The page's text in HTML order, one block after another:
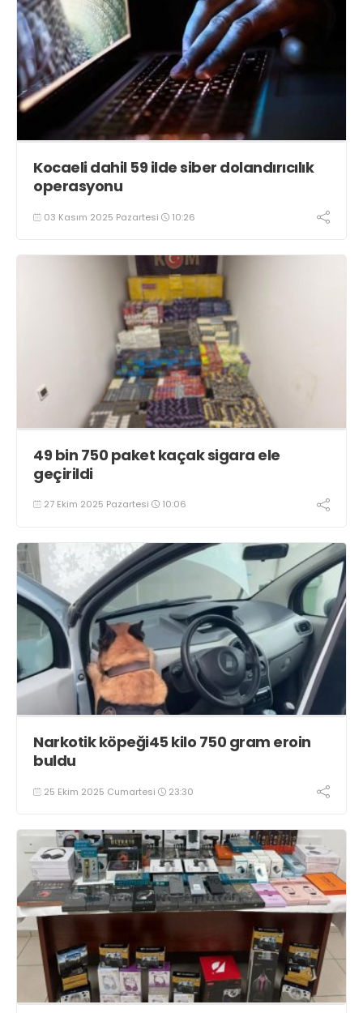
Kocaeli dahil 59 ilde siber dolandırıcılık
operasyonu
03 Kasım 2025 Pazartesi 10:26
49 bin 750 paket kaçak sigara ele
geçirildi
27 Ekim 2025 Pazartesi 10:06
Narkotik köpeği45 kilo 750 gram eroin
buldu
25 Ekim 2025 Cumartesi 23:30